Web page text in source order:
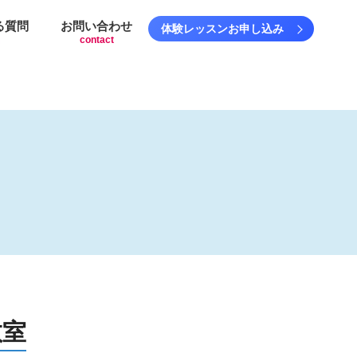
体験レッスンお申し込み
質問 お問い合わせ
contact